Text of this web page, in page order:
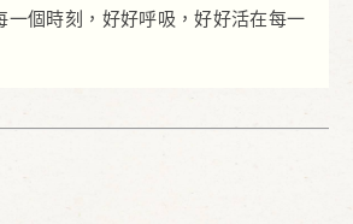
一個時刻，好好呼吸，好好活在每一